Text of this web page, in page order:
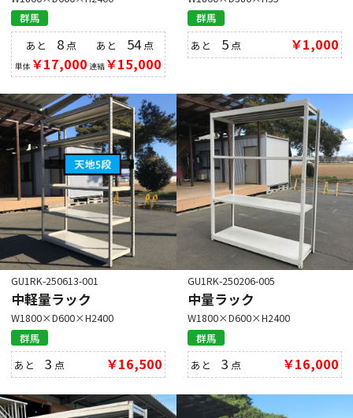
群馬
あと 8 点
単体 ￥17,000
あと 54点
連結￥15,000
群馬
あと 5 点 ￥1,000
GU1RK-250613-001
中軽量ラック
W1800×D600×H2400
群馬
あと3 点 ￥16,500
GU1RK-250206-005
中量ラック
W1800×D600×H2400
群馬
あと3 点 ￥16,000